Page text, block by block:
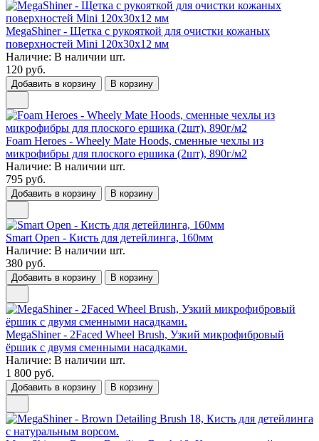
MegaShiner - Щетка с рукояткой для очистки кожаных
поверхностей Mini 120x30x12 мм
Наличие: В наличии шт.
120 руб.
Добавить в корзину В корзину
Foam Heroes - Wheely Mate Hoods, сменные чехлы из
микрофибры для плоского ершика (2шт), 890г/м2
Наличие: В наличии шт.
795 руб.
Добавить в корзину В корзину
Smart Open - Кисть для детейлинга, 160мм
Наличие: В наличии шт.
380 руб.
Добавить в корзину В корзину
MegaShiner - 2Faced Wheel Brush, Узкий микрофибровый
ёршик с двумя сменными насадками.
Наличие: В наличии шт.
1 800 руб.
Добавить в корзину В корзину